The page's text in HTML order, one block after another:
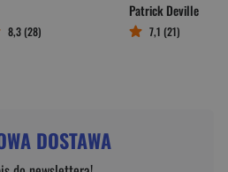
8,3 (28)
Patrick Deville
7,1 (21)
DOSTAWA